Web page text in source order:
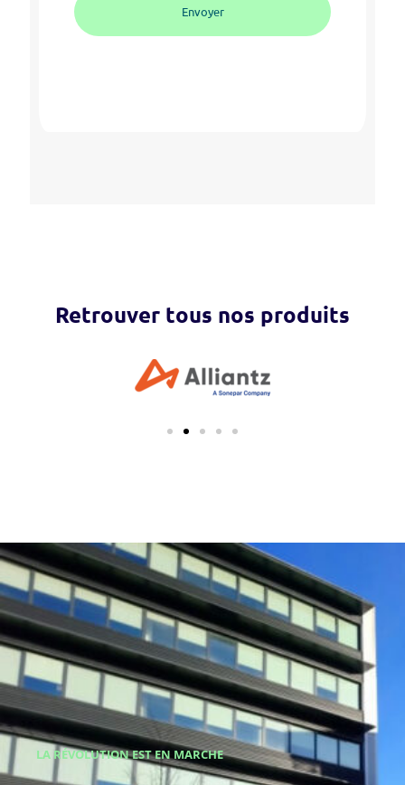
Retrouver tous nos produits
LA RÉVOLUTION EST EN MARCHE